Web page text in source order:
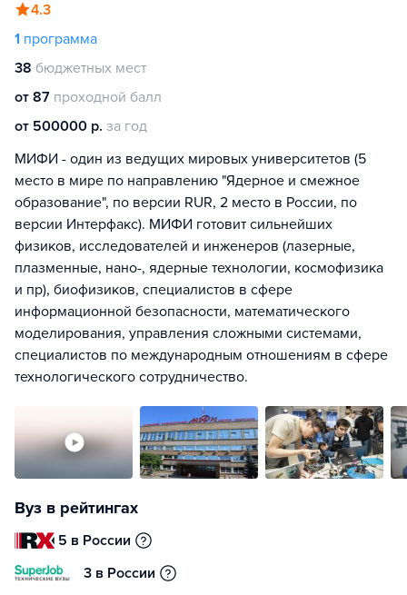
4.3
1 программа
38 бюджетных мест
от 87 проходной балл
от 500000 р. за год
МИФИ - один из ведущих мировых университетов (5
место в мире по направлению "Ядерное и смежное
образование", по версии RUR, 2 место в России, по
версии Интерфакс). МИФИ готовит сильнейших
физиков, исследователей и инженеров (лазерные,
плазменные, нано-, ядерные технологии, космофизика
и пр), биофизиков, специалистов в сфере
информационной безопасности, математического
моделирования, управления сложными системами,
специалистов по международным отношениям в сфере
технологического сотрудничество.
Вуз в рейтингах
5 в России
3 в России